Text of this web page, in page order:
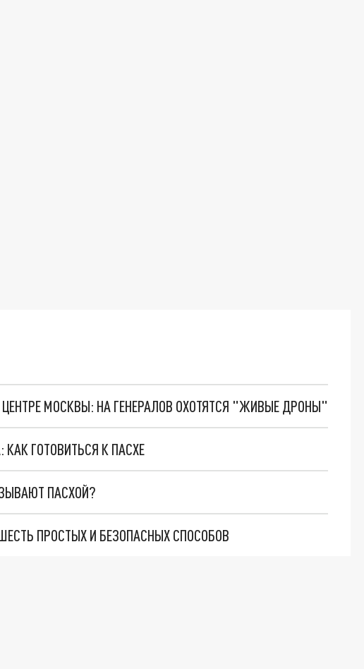
МОСКВЫ: НА ГЕНЕРАЛОВ ОХОТЯТСЯ "ЖИВЫЕ ДРОНЫ"
ГОТОВИТЬСЯ К ПАСХЕ
ПАСХОЙ?
ПРОСТЫХ И БЕЗОПАСНЫХ СПОСОБОВ